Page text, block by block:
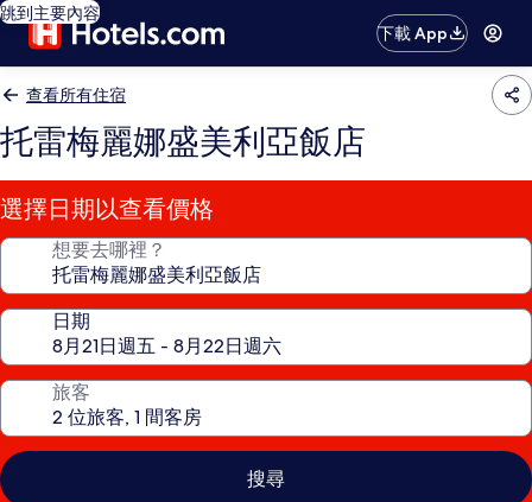
跳到主要內容
下載 App
查看所有住宿
托雷梅麗娜盛美利亞飯店
選擇日期以查看價格
想要去哪裡？
日期
旅客
搜尋